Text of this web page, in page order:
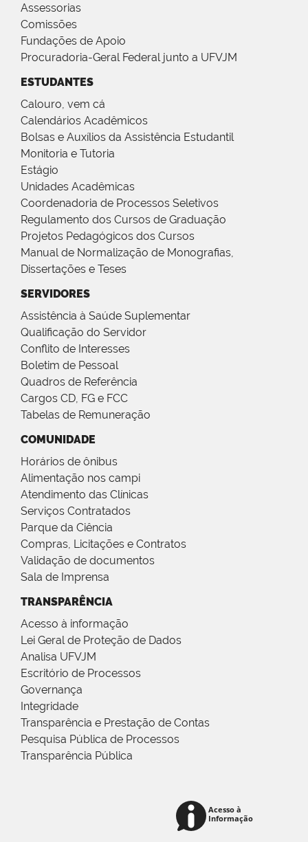
Assessorias
Comissões
Fundações de Apoio
Procuradoria-Geral Federal junto a UFVJM
ESTUDANTES
Calouro, vem cá
Calendários Acadêmicos
Bolsas e Auxílios da Assistência Estudantil
Monitoria e Tutoria
Estágio
Unidades Acadêmicas
Coordenadoria de Processos Seletivos
Regulamento dos Cursos de Graduação
Projetos Pedagógicos dos Cursos
Manual de Normalização de Monografias,
Dissertações e Teses
SERVIDORES
Assistência à Saúde Suplementar
Qualificação do Servidor
Conflito de Interesses
Boletim de Pessoal
Quadros de Referência
Cargos CD, FG e FCC
Tabelas de Remuneração
COMUNIDADE
Horários de ônibus
Alimentação nos campi
Atendimento das Clínicas
Serviços Contratados
Parque da Ciência
Compras, Licitações e Contratos
Validação de documentos
Sala de Imprensa
TRANSPARÊNCIA
Acesso à informação
Lei Geral de Proteção de Dados
Analisa UFVJM
Escritório de Processos
Governança
Integridade
Transparência e Prestação de Contas
Pesquisa Pública de Processos
Transparência Pública